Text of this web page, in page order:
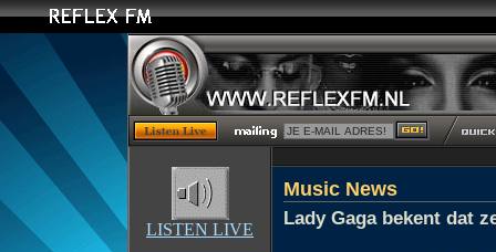
LISTEN LIVE
Music News
Lady Gaga bekent dat